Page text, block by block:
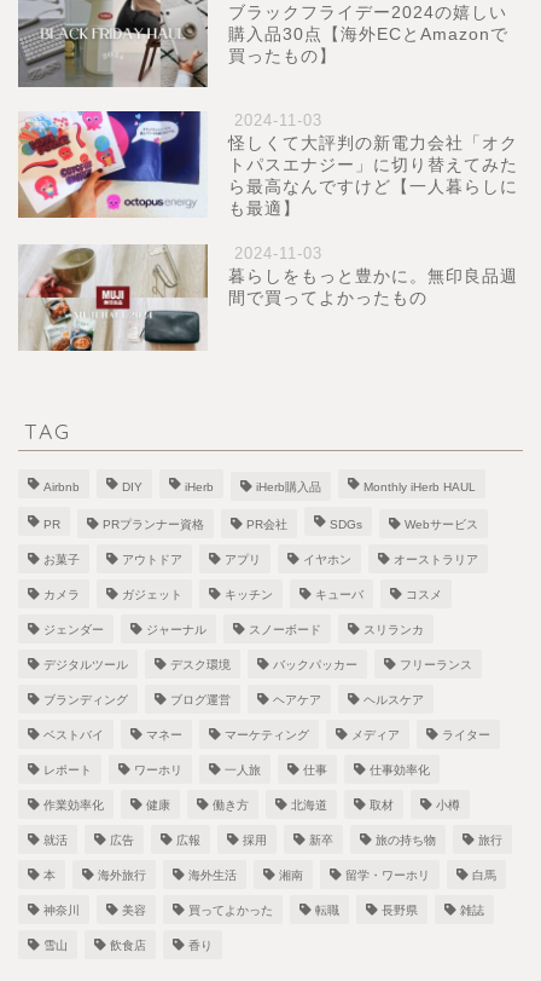
ブラックフライデー2024の嬉しい
購入品30点【海外ECとAmazonで
買ったもの】
2024-11-03
怪しくて大評判の新電力会社「オク
トパスエナジー」に切り替えてみた
ら最高なんですけど【一人暮らしに
も最適】
2024-11-03
暮らしをもっと豊かに。無印良品週
間で買ってよかったもの
TAG
Airbnb DIY iHerb iHerb購入品 Monthly iHerb HAUL
PR PRプランナー資格 PR会社 SDGs Webサービス
お菓子 アウトドア アプリ イヤホン オーストラリア
カメラ ガジェット キッチン キューバ コスメ
ジェンダー ジャーナル スノーボード スリランカ
デジタルツール デスク環境 バックパッカー フリーランス
ブランディング ブログ運営 ヘアケア ヘルスケア
ベストバイ マネー マーケティング メディア ライター
レポート ワーホリ 一人旅 仕事 仕事効率化
作業効率化 健康 働き方 北海道 取材 小樽
就活 広告 広報 採用 新卒 旅の持ち物 旅行
本 海外旅行 海外生活 湘南 留学・ワーホリ 白馬
神奈川 美容 買ってよかった 転職 長野県 雑誌
雪山 飲食店 香り